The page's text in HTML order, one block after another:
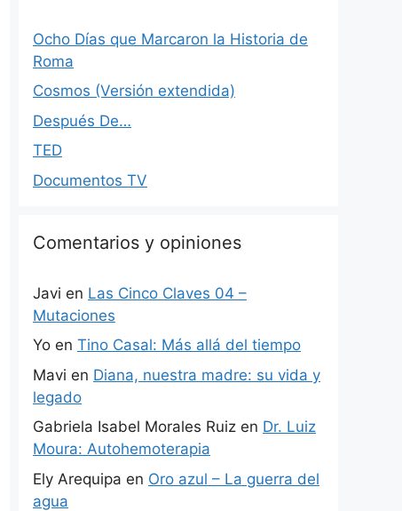
Ocho Días que Marcaron la Historia de
Roma
Cosmos (Versión extendida)
Después De…
TED
Documentos TV
Comentarios y opiniones
Javi en Las Cinco Claves 04 –
Mutaciones
Yo en Tino Casal: Más allá del tiempo
Mavi en Diana, nuestra madre: su vida y
legado
Gabriela Isabel Morales Ruiz en Dr. Luiz
Moura: Autohemoterapia
Ely Arequipa en Oro azul – La guerra del
agua